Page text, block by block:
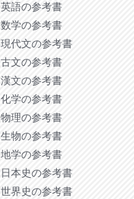
英語の参考書
数学の参考書
現代文の参考書
古文の参考書
漢文の参考書
化学の参考書
物理の参考書
生物の参考書
地学の参考書
日本史の参考書
世界史の参考書